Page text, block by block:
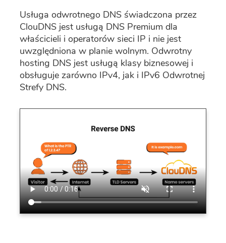
Usługa odwrotnego DNS świadczona przez
ClouDNS jest usługą DNS Premium dla
właścicieli i operatorów sieci IP i nie jest
uwzględniona w planie wolnym. Odwrotny
hosting DNS jest usługą klasy biznesowej i
obsługuje zarówno IPv4, jak i IPv6 Odwrotnej
Strefy DNS.